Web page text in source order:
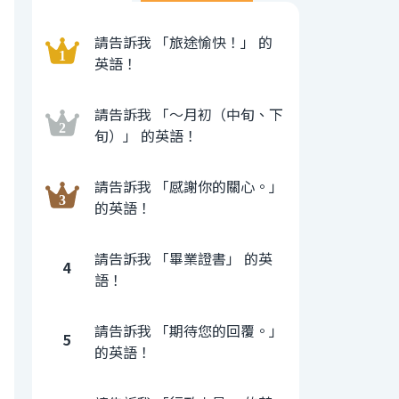
請告訴我 「旅途愉快！」 的
英語！
請告訴我 「〜月初（中旬、下
旬）」 的英語！
請告訴我 「感謝你的關心。」
的英語！
4
請告訴我 「畢業證書」 的英
語！
5
請告訴我 「期待您的回覆。」
的英語！